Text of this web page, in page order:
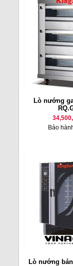
Lò nướng
Bảo
Lò nướng